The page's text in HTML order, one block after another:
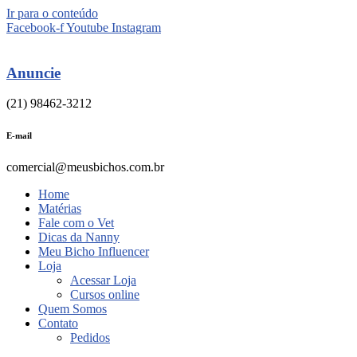
Ir para o conteúdo
Facebook-fYoutube Instagram
Anuncie
(21) 98462-3212
E-mail
comercial@meusbichos.com.br
Home
Matérias
Fale com o Vet
Dicas da Nanny
Meu Bicho Influencer
Loja
Acessar Loja
Cursos online
Quem Somos
Contato
Pedidos